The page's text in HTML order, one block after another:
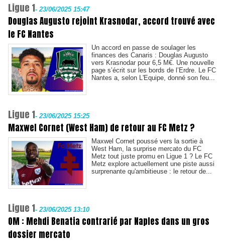
Ligue 1- 23/06/2025 15:47
Douglas Augusto rejoint Krasnodar, accord trouvé avec
le FC Nantes
Un accord en passe de soulager les
finances des Canaris : Douglas Augusto
vers Krasnodar pour 6,5 M€. Une nouvelle
page s’écrit sur les bords de l’Erdre. Le FC
Nantes a, selon L'Equipe, donné son feu...
Ligue 1- 23/06/2025 15:25
Maxwel Cornet (West Ham) de retour au FC Metz ?
Maxwel Cornet poussé vers la sortie à
West Ham, la surprise mercato du FC
Metz tout juste promu en Ligue 1 ? Le FC
Metz explore actuellement une piste aussi
surprenante qu'ambitieuse : le retour de...
Ligue 1- 23/06/2025 13:10
OM : Mehdi Benatia contrarié par Naples dans un gros
dossier mercato